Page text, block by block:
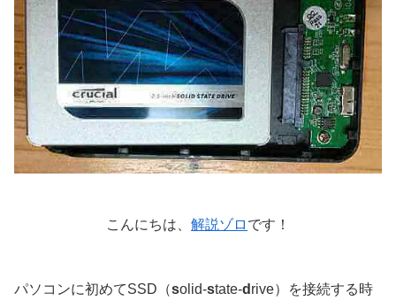
こんにちは、 解説ゾロ です！
パソコンに初めてSSD（solid-state-d rive）を接続する時